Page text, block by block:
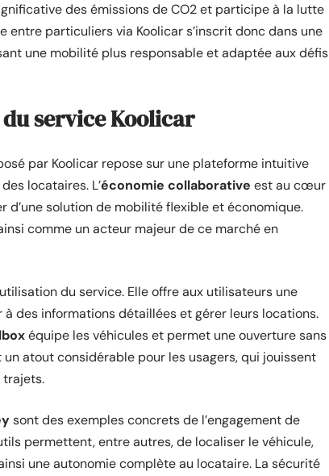
des émissions de CO2 et participe à la lutte
particuliers via Koolicar s’inscrit donc dans une
une mobilité plus responsable et adaptée aux défis
service Koolicar
par Koolicar repose sur une plateforme intuitive
locataires. L’économie collaborative est au cœur
d’une solution de mobilité flexible et économique.
comme un acteur majeur de ce marché en
du service. Elle offre aux utilisateurs une
des informations détaillées et gérer leurs locations.
équipe les véhicules et permet une ouverture sans
atout considérable pour les usagers, qui jouissent
trajets.
sont des exemples concrets de l’engagement de
permettent, entre autres, de localiser le véhicule,
une autonomie complète au locataire. La sécurité